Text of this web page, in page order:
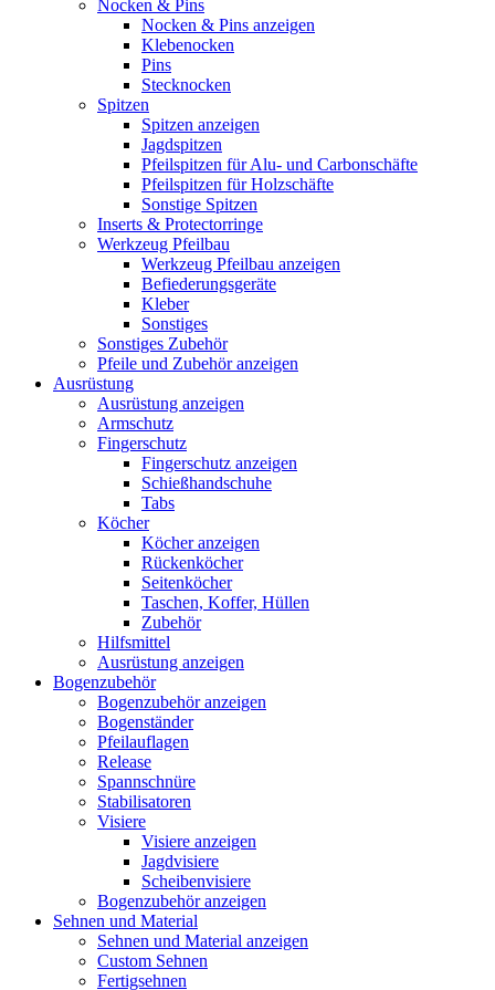
Nocken & Pins
Nocken & Pins anzeigen
Klebenocken
Pins
Stecknocken
Spitzen
Spitzen anzeigen
Jagdspitzen
Pfeilspitzen für Alu- und Carbonschäfte
Pfeilspitzen für Holzschäfte
Sonstige Spitzen
Inserts & Protectorringe
Werkzeug Pfeilbau
Werkzeug Pfeilbau anzeigen
Befiederungsgeräte
Kleber
Sonstiges
Sonstiges Zubehör
Pfeile und Zubehör anzeigen
Ausrüstung
Ausrüstung anzeigen
Armschutz
Fingerschutz
Fingerschutz anzeigen
Schießhandschuhe
Tabs
Köcher
Köcher anzeigen
Rückenköcher
Seitenköcher
Taschen, Koffer, Hüllen
Zubehör
Hilfsmittel
Ausrüstung anzeigen
Bogenzubehör
Bogenzubehör anzeigen
Bogenständer
Pfeilauflagen
Release
Spannschnüre
Stabilisatoren
Visiere
Visiere anzeigen
Jagdvisiere
Scheibenvisiere
Bogenzubehör anzeigen
Sehnen und Material
Sehnen und Material anzeigen
Custom Sehnen
Fertigsehnen